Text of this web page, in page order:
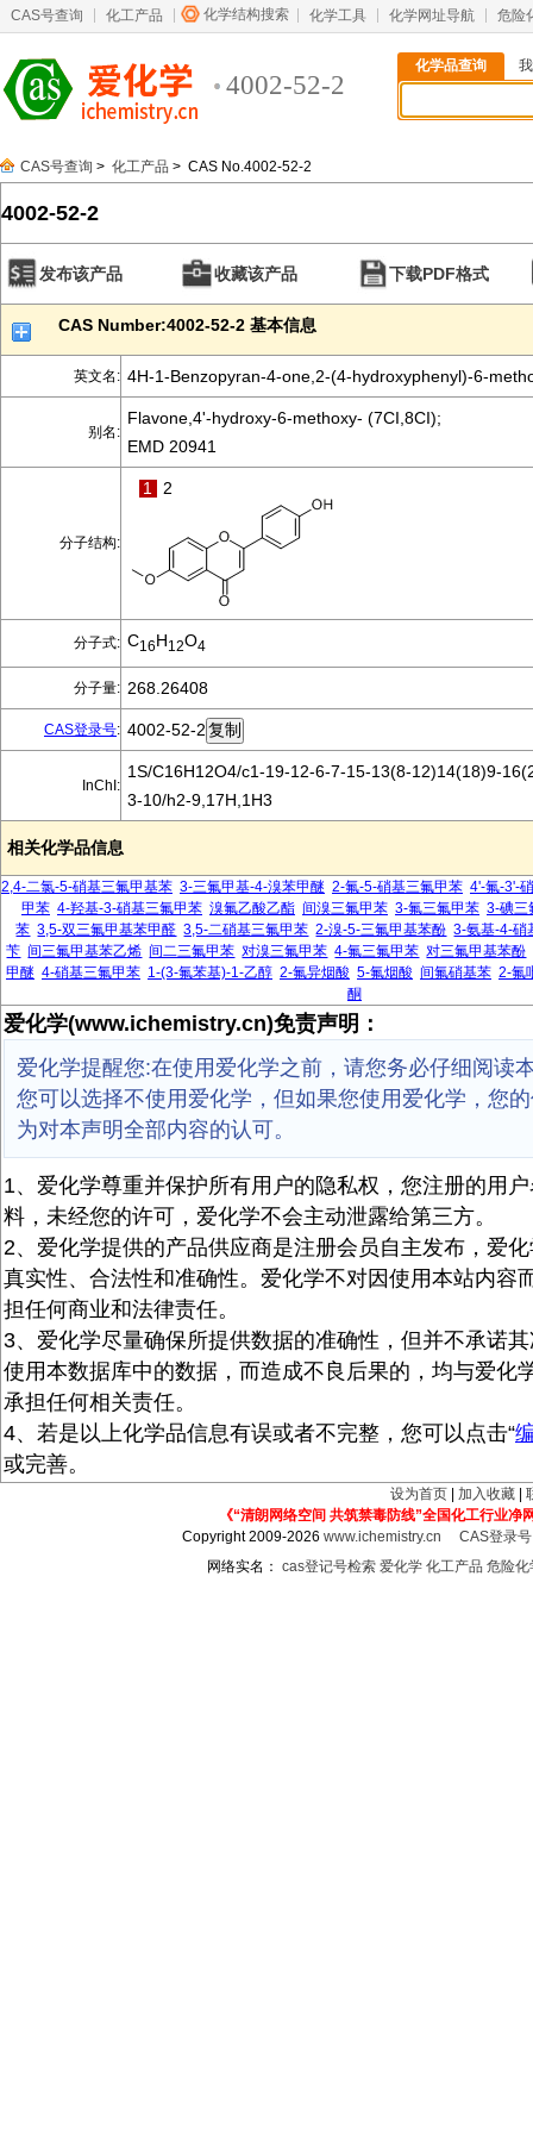
CAS号查询 化工产品 化学结构搜索 化学工具 化学网址导航 危险
4002-52-2
化学品查询
CAS号查询 > 化工产品 > CAS No.4002-52-2
4002-52-2
发布该产品 收藏该产品 下载PDF格式
CAS Number:4002-52-2 基本信息
英文名: 4H-1-Benzopyran-4-one,2-(4-hydroxyphenyl)-6-
别名:
Flavone,4'-hydroxy-6-methoxy- (7CI,8CI);
EMD 20941
分子结构:
1 2
分子式: C16H12O4
分子量: 268.26408
CAS登录号: 4002-52-2
InChI:
1S/C16H12O4/c1-19-12-6-7-15-13(8-12)14(18)9-
3-10/h2-9,17H,1H3
相关化学品信息
2,4-二氯-5-硝基三氟甲基苯 3-三氟甲基-4-溴苯甲醚 2-氟-5-硝基三氟甲苯 4'-氟-3'-
甲苯 4-羟基-3-硝基三氟甲苯 溴氟乙酸乙酯 间溴三氟甲苯 3-氟三氟甲苯 3-碘三
苯 3,5-双三氟甲基苯甲醛 3,5-二硝基三氟甲苯 2-溴-5-三氟甲基苯酚 3-氨基-4-硝
苄 间三氟甲基苯乙烯 间二三氟甲苯 对溴三氟甲苯 4-氟三氟甲苯 对三氟甲基苯酚
甲醚 4-硝基三氟甲苯 1-(3-氟苯基)-1-乙醇 2-氟异烟酸 5-氟烟酸 间氟硝基苯 2-氟
酮
爱化学(www.ichemistry.cn)免责声明：
爱化学提醒您:在使用爱化学之前，请您务必仔细阅读
您可以选择不使用爱化学，但如果您使用爱化学，您
为对本声明全部内容的认可。
1、爱化学尊重并保护所有用户的隐私权，您注册的用
料，未经您的许可，爱化学不会主动泄露给第三方。
2、爱化学提供的产品供应商是注册会员自主发布，爱
真实性、合法性和准确性。爱化学不对因使用本站内容
担任何商业和法律责任。
3、爱化学尽量确保所提供数据的准确性，但并不承诺
使用本数据库中的数据，而造成不良后果的，均与爱化
承担任何相关责任。
4、若是以上化学品信息有误或者不完整，您可以点击“
或完善。
设为首页 加入收藏
《“清朗网络空间 共筑禁毒防线”全国化工行业净
Copyright 2009-2026www.ichemistry.cn
CAS登录
网络实名： cas登记号检索 爱化学 化工产品 危险化